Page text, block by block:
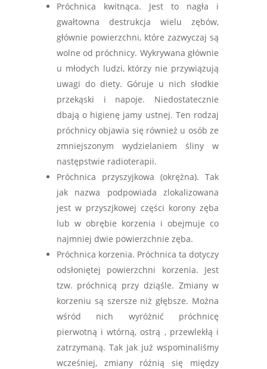
Próchnica kwitnąca. Jest to nagła i
gwałtowna destrukcja wielu zębów,
głównie powierzchni, które zazwyczaj są
wolne od próchnicy. Wykrywana głównie
u młodych ludzi, którzy nie przywiązują
uwagi do diety. Góruje u nich słodkie
przekąski i napoje. Niedostatecznie
dbają o higienę jamy ustnej. Ten rodzaj
próchnicy objawia się również u osób ze
zmniejszonym wydzielaniem śliny w
następstwie radioterapii.
Próchnica przyszyjkowa (okrężna). Tak
jak nazwa podpowiada zlokalizowana
jest w przyszjkowej części korony zęba
lub w obrębie korzenia i obejmuje co
najmniej dwie powierzchnie zęba.
Próchnica korzenia. Próchnica ta dotyczy
odsłoniętej powierzchni korzenia. Jest
tzw. próchnicą przy dziąśle. Zmiany w
korzeniu są szersze niż głębsze. Można
wśród nich wyróżnić próchnicę
pierwotną i wtórną, ostrą , przewlekłą i
zatrzymaną. Tak jak już wspominaliśmy
wcześniej, zmiany różnią się między